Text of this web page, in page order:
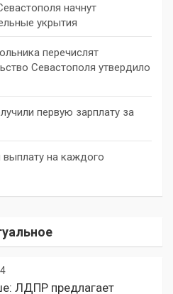
начнут
укрытия
перечислят
Севастополя утвердило
первую зарплату за
на каждого
ЛДПР предлагает